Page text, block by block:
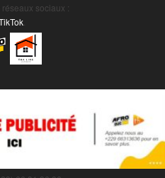
sociaux :